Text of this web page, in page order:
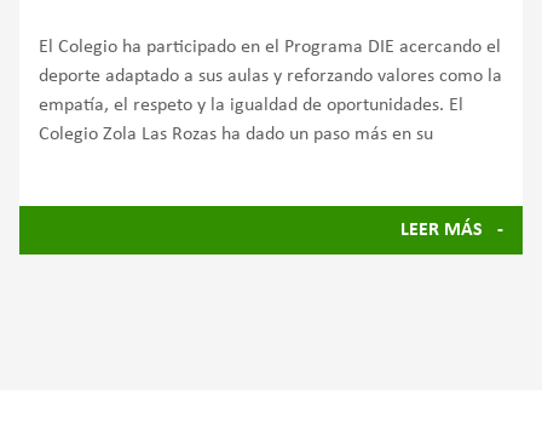
El Colegio ha participado en el Programa DIE acercando el
deporte adaptado a sus aulas y reforzando valores como la
empatía, el respeto y la igualdad de oportunidades. El
Colegio Zola Las Rozas ha dado un paso más en su
LEER MÁS